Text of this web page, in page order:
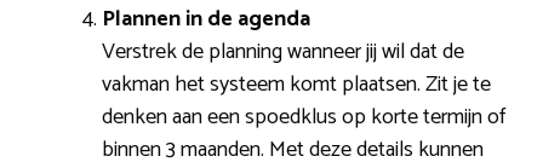
Plannen in de agenda
Verstrek de planning wanneer jij wil dat de
vakman het systeem komt plaatsen. Zit je te
denken aan een spoedklus op korte termijn of
binnen 3 maanden. Met deze details kunnen